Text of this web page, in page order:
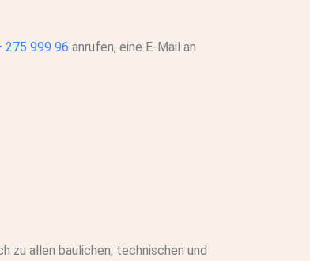
275 999 96 anrufen, eine E-Mail an
zu allen baulichen, technischen und